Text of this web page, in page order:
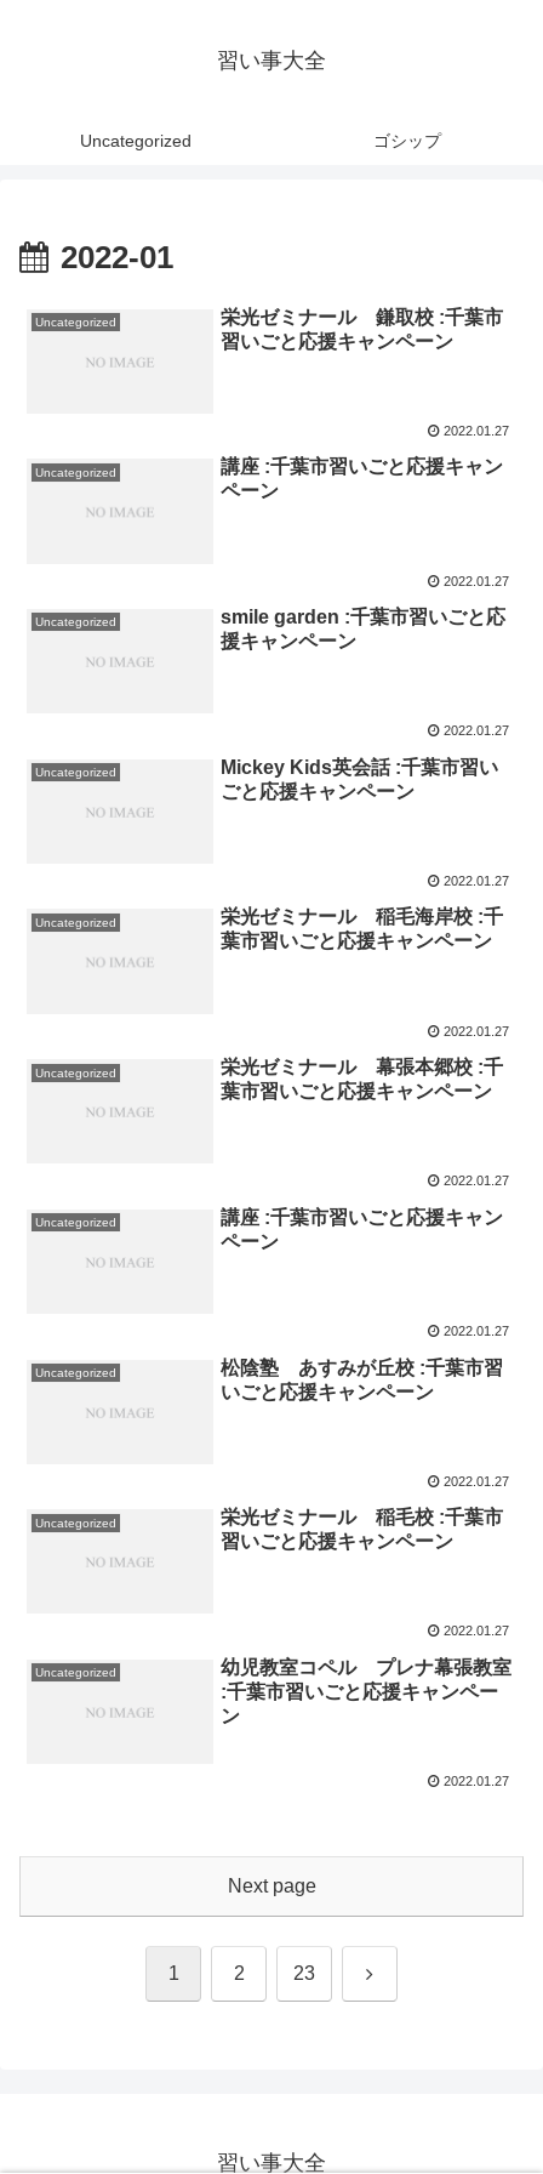
習い事大全
Uncategorized ゴシップ
2022-01
Uncategorized
栄光ゼミナール 鎌取校 :千葉市
習いごと応援キャンペーン
2022.01.27
Uncategorized
講座 :千葉市習いごと応援キャン
ペーン
2022.01.27
Uncategorized
smile garden :千葉市習いごと応
援キャンペーン
2022.01.27
Uncategorized
Mickey Kids英会話 :千葉市習い
ごと応援キャンペーン
2022.01.27
Uncategorized
栄光ゼミナール 稲毛海岸校 :千
葉市習いごと応援キャンペーン
2022.01.27
Uncategorized
栄光ゼミナール 幕張本郷校 :千
葉市習いごと応援キャンペーン
2022.01.27
Uncategorized
講座 :千葉市習いごと応援キャン
ペーン
2022.01.27
Uncategorized
松陰塾 あすみが丘校 :千葉市習
いごと応援キャンペーン
2022.01.27
Uncategorized
栄光ゼミナール 稲毛校 :千葉市
習いごと応援キャンペーン
2022.01.27
Uncategorized
幼児教室コペル プレナ幕張教室
:千葉市習いごと応援キャンペー
ン
2022.01.27
Next page
1 2 23 Next
習い事大全